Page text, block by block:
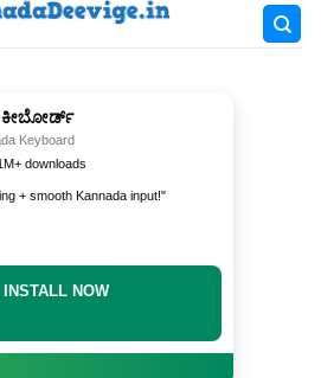
ಕೀಬೋರ್ಡ್
Keyboard
downloads
+ smooth Kannada input!"
INSTALL NOW